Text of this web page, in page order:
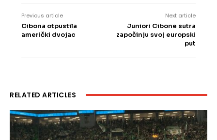
Previous article
Cibona otpustila
američki dvojac
Next article
Juniori Cibone sutra
započinju svoj europski
put
RELATED ARTICLES